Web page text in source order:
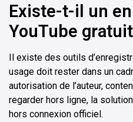
Existe-t-il un
YouTube
Il existe des outils
usage doit rester dans un
autorisation de l’auteur,
regarder hors ligne, la
hors connexion officiel.